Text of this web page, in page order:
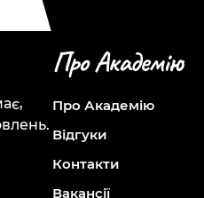
Про Академію
Про Академію
Відгуки
Контакти
Вакансії